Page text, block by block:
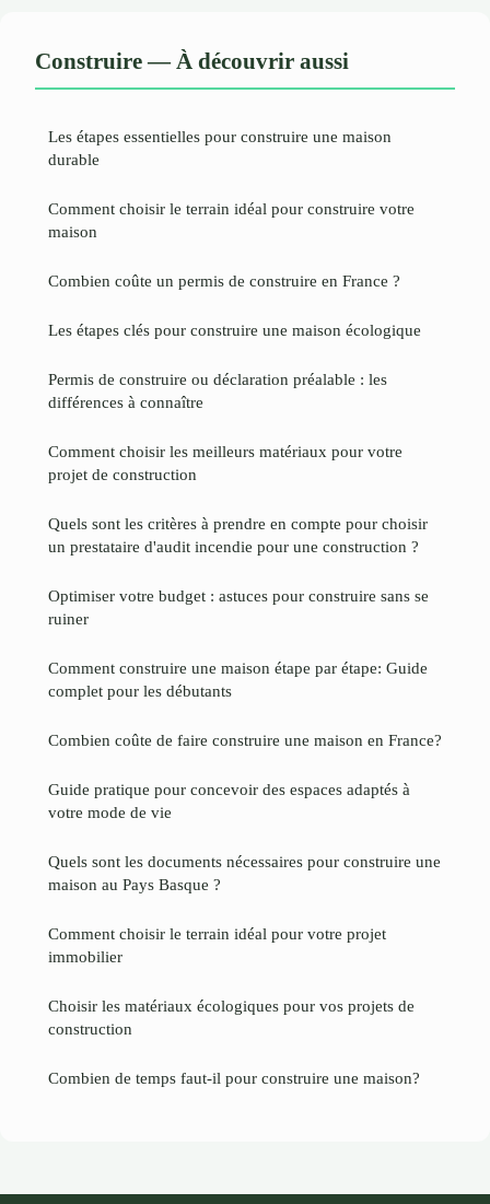
Construire — À découvrir aussi
Les étapes essentielles pour construire une maison
durable
Comment choisir le terrain idéal pour construire votre
maison
Combien coûte un permis de construire en France ?
Les étapes clés pour construire une maison écologique
Permis de construire ou déclaration préalable : les
différences à connaître
Comment choisir les meilleurs matériaux pour votre
projet de construction
Quels sont les critères à prendre en compte pour choisir
un prestataire d'audit incendie pour une construction ?
Optimiser votre budget : astuces pour construire sans se
ruiner
Comment construire une maison étape par étape: Guide
complet pour les débutants
Combien coûte de faire construire une maison en France?
Guide pratique pour concevoir des espaces adaptés à
votre mode de vie
Quels sont les documents nécessaires pour construire une
maison au Pays Basque ?
Comment choisir le terrain idéal pour votre projet
immobilier
Choisir les matériaux écologiques pour vos projets de
construction
Combien de temps faut-il pour construire une maison?